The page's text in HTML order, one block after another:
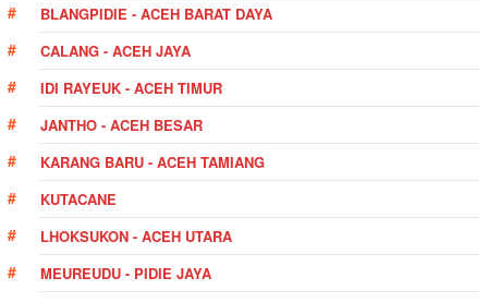
BLANGPIDIE - ACEH BARAT DAYA
CALANG - ACEH JAYA
IDI RAYEUK - ACEH TIMUR
JANTHO - ACEH BESAR
KARANG BARU - ACEH TAMIANG
KUTACANE
LHOKSUKON - ACEH UTARA
MEUREUDU - PIDIE JAYA